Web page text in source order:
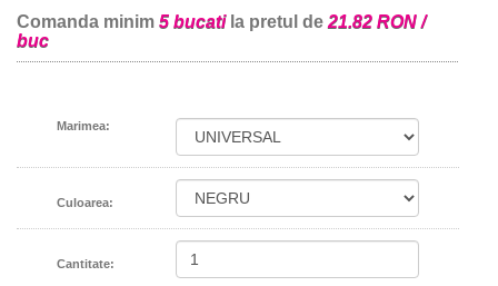
Comanda minim 5 bucatila pretul de 21.82 RON /
buc
Marimea:
Culoarea:
Cantitate: